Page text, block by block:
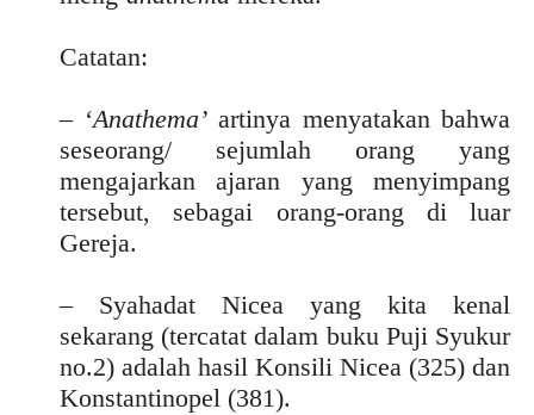
Catatan:
– ‘Anathema’artinya menyatakan bahwa
seseorang/ sejumlah orang yang
mengajarkan ajaran yang menyimpang
tersebut, sebagai orang-orang di luar
Gereja.
– Syahadat Nicea yang kita kenal
sekarang (tercatat dalam buku Puji Syukur
no.2) adalah hasil Konsili Nicea (325) dan
Konstantinopel (381).